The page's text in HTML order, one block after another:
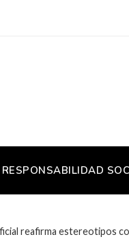
RESPONSABILIDAD
reafirma estereotipos